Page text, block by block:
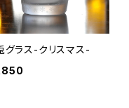
グラス-クリスマス-